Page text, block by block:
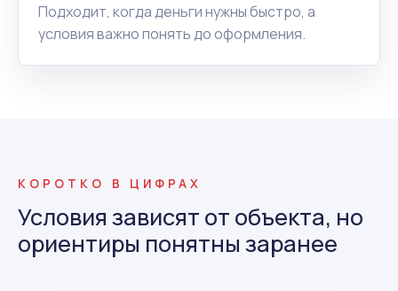
Подходит, когда деньги нужны быстро, а
условия важно понять до оформления.
КОРОТКО В ЦИФРАХ
Условия зависят от объекта, но
ориентиры понятны заранее